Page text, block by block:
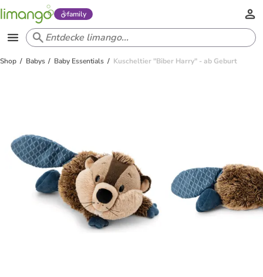
family
Shop Babys Baby Essentials Kuscheltier "Biber Harry" - ab Geburt